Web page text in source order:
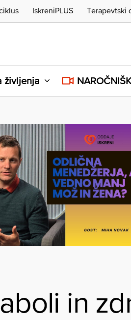
življenja
IskreniPLUS Terapevtski
in